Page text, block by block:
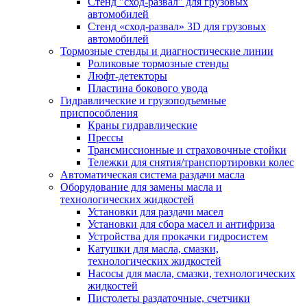
автомобилей
Стенд «сход-развал» 3D для грузовых
автомобилей
Тормозные стенды и диагностические линии
Роликовые тормозные стенды
Люфт-детекторы
Пластина бокового увода
Гидравлические и грузоподъемные
приспособления
Краны гидравлические
Прессы
Трансмиссионные и страховочные стойки
Тележки для снятия/транспортировки колес
Автоматическая система раздачи масла
Оборудование для замены масла и
технологических жидкостей
Установки для раздачи масел
Установки для сбора масел и антифриза
Устройства для прокачки гидросистем
Катушки для масла, смазки,
технологических жидкостей
Насосы для масла, смазки, технологических
жидкостей
Пистолеты раздаточные, счетчики